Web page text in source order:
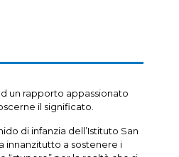
un rapporto appassionato
il significato.
di infanzia dell’Istituto San
innanzitutto a sostenere i